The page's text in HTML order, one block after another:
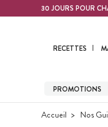
Contenu principal30 JOURS POUR
RECETTES
PROMOTIONS
Accueil Nos